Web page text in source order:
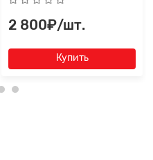
2 800₽/шт.
Купить